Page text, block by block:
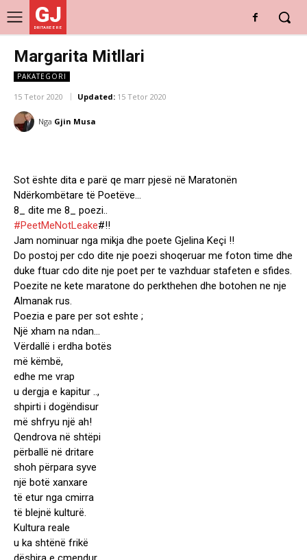
GJ
DRITARE E RE
Margarita Mitllari
PAKATEGORI
15 Tetor 2020 Updated: 15 Tetor 2020
Nga Gjin Musa
Sot ështe dita e parë qe marr pjesë në Maratonën
Ndërkombëtare të Poetëve…
8_ dite me 8_ poezi..
#PeetMeNotLeake#!!
Jam nominuar nga mikja dhe poete Gjelina Keçi !!
Do postoj per cdo dite nje poezi shoqeruar me foton time dhe
duke ftuar cdo dite nje poet per te vazhduar stafeten e sfides.
Poezite ne kete maratone do perkthehen dhe botohen ne nje
Almanak rus.
Poezia e pare per sot eshte ;
Një xham na ndan…
Vërdallë i erdha botës
më këmbë,
edhe me vrap
u dergja e kapitur ..,
shpirti i dogëndisur
më shfryu një ah!
Qendrova në shtëpi
përballë në dritare
shoh përpara syve
një botë xanxare
të etur nga cmirra
të blejnë kulturë.
Kultura reale
u ka shtënë frikë